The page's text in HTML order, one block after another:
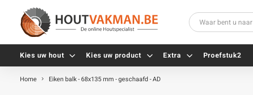
Kies uw hout Kies uw product Extra Proefstuk2
Home Eiken balk - 68x135 mm - geschaafd - AD